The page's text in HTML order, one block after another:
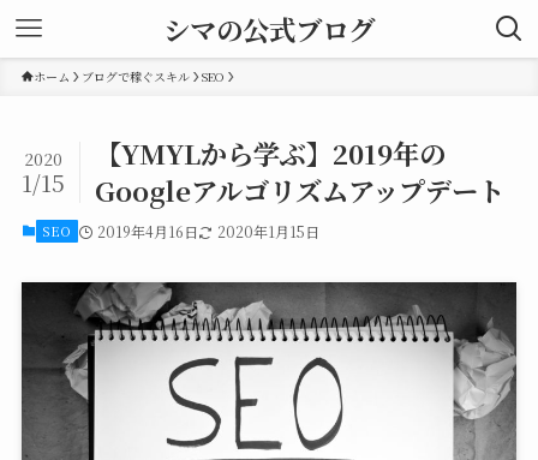
シマの公式ブログ
ホーム ブログで稼ぐスキル SEO
【YMYLから学ぶ】2019年の
Googleアルゴリズムアップデート
2020
1/15
SEO 2019年4月16日 2020年1月15日